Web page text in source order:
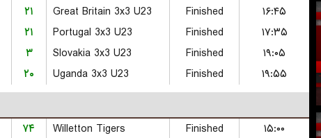
۲۱ Great Britain 3x3 U23 Finished
۱۶:۴۵
۲۱ Portugal 3x3 U23 Finished
۱۷:۳۵
۳ Slovakia 3x3 U23 Finished
۱۹:۰۵
۲۰ Uganda 3x3 U23 Finished
۱۹:۵۵
۷۴ Willetton Tigers Finished
۱۵:۰۰